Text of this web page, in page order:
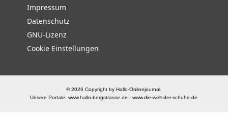
Impressum
Datenschutz
GNU-Lizenz
Cookie Einstellungen
© 2026 Copyright by Hallo-Onlinejournal.
Unsere Portale:www.hallo-bergstrasse.de -www.die-welt-der-schuhe.de